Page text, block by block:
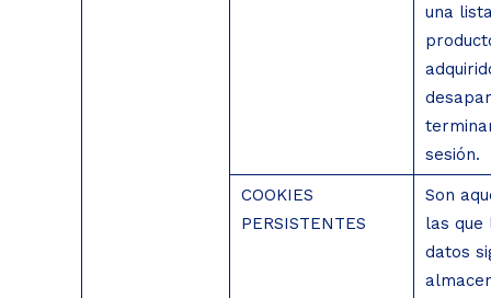
una
sesión.
COOKIES
PERSISTENTES
Son
las que
datos